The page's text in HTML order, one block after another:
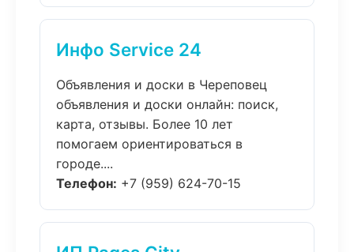
Инфо Service 24
Объявления и доски в Череповец
объявления и доски онлайн: поиск,
карта, отзывы. Более 10 лет
помогаем ориентироваться в
городе....
Телефон: +7 (959) 624-70-15